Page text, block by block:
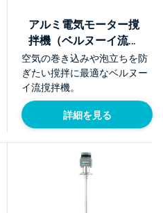
アルミ電気モーター撹
拌機（ベルヌーイ流撹
拌体BEAG E型）
【NTME-A】
空気の巻き込みや泡立ちを防
ぎたい撹拌に最適なベルヌー
イ流撹拌機。
詳細を見る